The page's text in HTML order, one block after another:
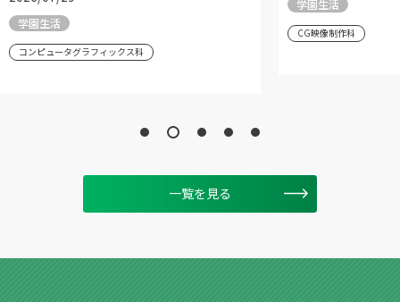
学園生活
コンピュータグラフィックス科
学園生活
CG映像制作科
一覧を見る